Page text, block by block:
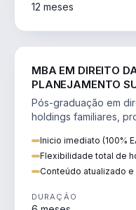
12 meses
MBA EM DIREITO
PLANEJAMENTO
Pós-graduação em
holdings familiares,
Inicio imediato (100%
Flexibilidade total de
Conteúdo atualizado
DURAÇÃO